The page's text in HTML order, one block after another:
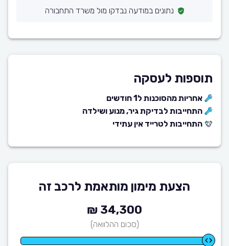
נתונים במודעה נבדקו מול משרד התחבורה
תוספות לעסקה
אחריות מהסוכנות ל1 חודשים
התחייבות לבדיקת גיר, מנוע ושילדה
התחייבות לטרייד אין עתידי
הצעת מימון מותאמת לרכב זה
34,300 ₪
(סכום ההלוואה)